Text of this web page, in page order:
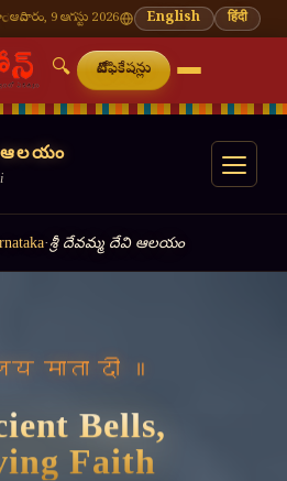
చవితి⛩ తిరుమల తిరుపతి — నేటి దర్శన
ఆదివారం, 9 ఆగస్టు 2026 English हिंदी
🔍 నోటిఫికేషన్లు
ఆలయం
· శ్రీ దేవమ్మ దేవి ఆలయం
माता दी ॥
Bells,
Faith